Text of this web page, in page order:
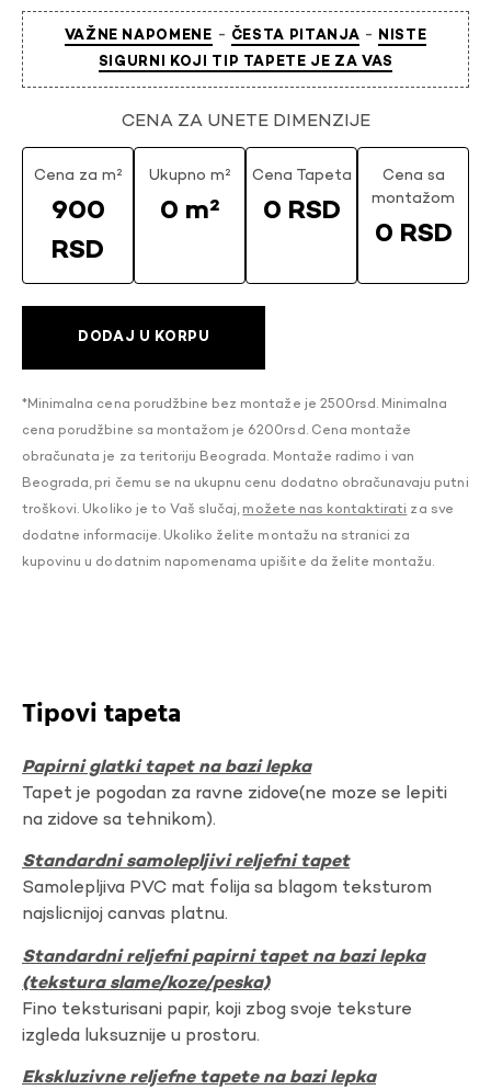
VAŽNE NAPOMENE - ČESTA PITANJA - NISTE
SIGURNI KOJI TIP TAPETE JE ZA VAS
CENA ZA UNETE DIMENZIJE
Cena za m²
900
RSD
Ukupno m²
0 m²
Cena Tapeta
0 RSD
Cena sa
montažom
0 RSD
DODAJ U KORPU
*Minimalna cena porudžbine bez montaže je 2500rsd. Minimalna
cena porudžbine sa montažom je 6200rsd. Cena montaže
obračunata je za teritoriju Beograda. Montaže radimo i van
Beograda, pri čemu se na ukupnu cenu dodatno obračunavaju putni
troškovi. Ukoliko je to Vaš slučaj, možete nas kontaktirati za sve
dodatne informacije. Ukoliko želite montažu na stranici za
kupovinu u dodatnim napomenama upišite da želite montažu.
Tipovi tapeta
Papirni glatki tapet na bazi lepka
Tapet je pogodan za ravne zidove(ne moze se lepiti
na zidove sa tehnikom).
Standardni samolepljivi reljefni tapet
Samolepljiva PVC mat folija sa blagom teksturom
najslicnijoj canvas platnu.
Standardni reljefni papirni tapet na bazi lepka
(tekstura slame/koze/peska)
Fino teksturisani papir, koji zbog svoje teksture
izgleda luksuznije u prostoru.
Ekskluzivne reljefne tapete na bazi lepka